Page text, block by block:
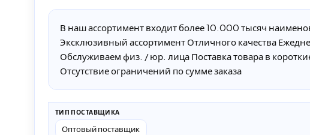
В наш ассортимент входит более 10.000 тысяч
Эксклюзивный ассортимент Отличного качества
Обслуживаем физ. / юр. лица Поставка товара в
Отсутствие ограничений по сумме заказа
ТИП ПОСТАВЩИКА
Оптовый поставщик